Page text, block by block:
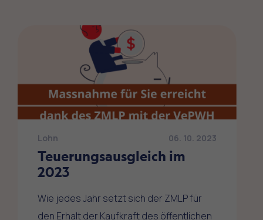
Lohn 06. 10. 2023
Teuerungsausgleich im
2023
Wie jedes Jahr setzt sich der ZMLP für
den Erhalt der Kaufkraft des öffentlichen